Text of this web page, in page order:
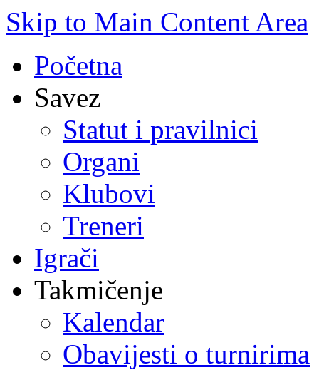
Skip to Main Content Area
Početna
Savez
Statut i pravilnici
Organi
Klubovi
Treneri
Igrači
Takmičenje
Kalendar
Obavijesti o turnirima